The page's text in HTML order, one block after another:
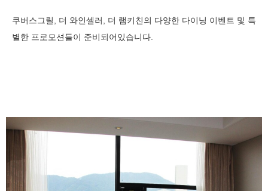
쿠버스그릴, 더 와인셀러, 더 램키친의 다양한 다이닝 이벤트 및 특
별한 프로모션들이 준비되어있습니다.